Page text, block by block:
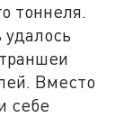
тоннеля.
удалось
Вместо
себе